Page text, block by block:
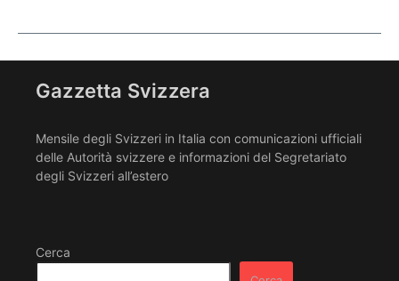
Gazzetta Svizzera
Mensile degli Svizzeri in Italia con comunicazioni ufficiali
delle Autorità svizzere e informazioni del Segretariato
degli Svizzeri all’estero
Cerca